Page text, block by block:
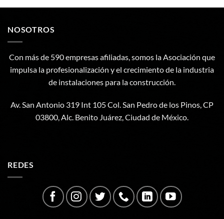
NOSOTROS
Con más de 590 empresas afiliadas, somos la Asociación que
impulsa la profesionalización y el crecimiento de la industria
de instalaciones para la construcción.
Av. San Antonio 319 Int 105 Col. San Pedro de los Pinos, CP
03800, Alc. Benito Juárez, Ciudad de México.
REDES